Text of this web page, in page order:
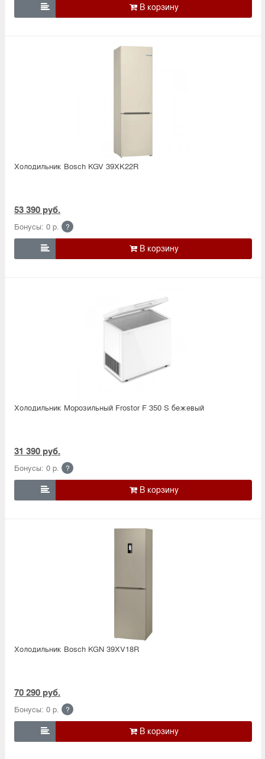

Холодильник Bosсh KGV 39XK22R
53 390 руб.
Бонусы: 0 р. ?

Холодильник Морозильный Frostor F 350 S бежевый
31 390 руб.
Бонусы: 0 р. ?

Холодильник Bosсh KGN 39XV18R
70 290 руб.
Бонусы: 0 р. ?
